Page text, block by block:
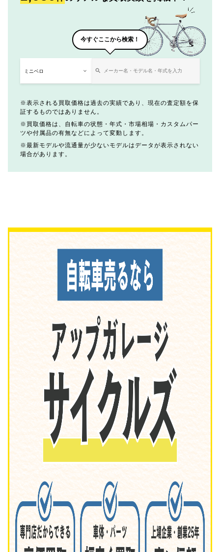
今すぐここから検索！
表示される買取価格は過去の実績であり、現在の査定額を保
証するものではありません。
買取価格は、自転車の状態・年式・市場相場・カスタムパー
ツや付属品の有無などによって変動します。
最新モデルや流通量が少ないモデルはデータが表示されない
場合があります。